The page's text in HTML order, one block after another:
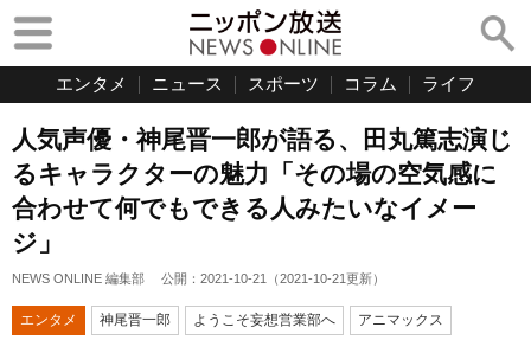
エンタメ ニュース スポーツ コラム ライフ
人気声優・神尾晋一郎が語る、田丸篤志演じ
るキャラクターの魅力「その場の空気感に
合わせて何でもできる人みたいなイメー
ジ」
NEWS ONLINE 編集部 公開： 2021-10-21 （2021-10-21更新）
エンタメ 神尾晋一郎 ようこそ妄想営業部へ アニマックス